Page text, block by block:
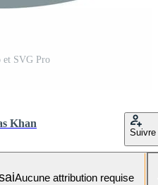
et SVG Pro
Khan
Suivre
Aucune attribution requise